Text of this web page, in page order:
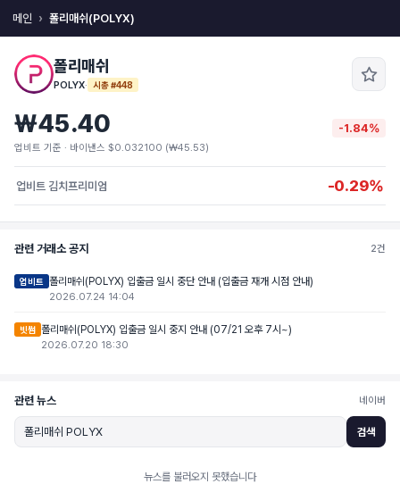
메인 폴리매쉬(POLYX)
폴리매쉬
POLYX· 시총 #448
₩45.40 -1.84%
업비트 기준 · 바이낸스 $0.032100 (₩45.53)
업비트 김치프리미엄 -0.29%
관련 거래소 공지 2건
업비트 폴리매쉬(POLYX) 입출금 일시 중단 안내 (입출금 재개 시점 안내)
2026.07.24 14:04
빗썸 폴리매쉬(POLYX) 입출금 일시 중지 안내 (07/21 오후 7시~)
2026.07.20 18:30
관련 뉴스 네이버
검색
뉴스를 불러오지 못했습니다